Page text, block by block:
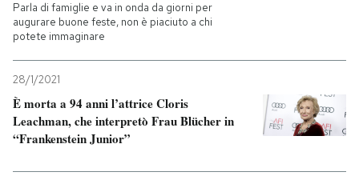
Parla di famiglie e va in onda da giorni per
augurare buone feste, non è piaciuto a chi
potete immaginare
28/1/2021
È morta a 94 anni l’attrice Cloris
Leachman, che interpretò Frau Blücher in
“Frankenstein Junior”